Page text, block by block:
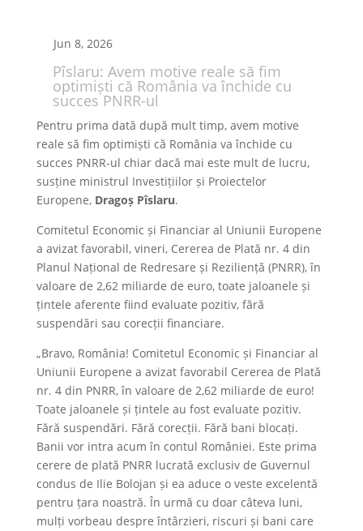
Jun 8, 2026
Pîslaru: Avem motive reale să fim
optimiști că România va închide cu
succes PNRR-ul
Pentru prima dată după mult timp, avem motive
reale să fim optimiști că România va închide cu
succes PNRR-ul chiar dacă mai este mult de lucru,
susține ministrul Investițiilor și Proiectelor
Europene, Dragoș Pîslaru.
Comitetul Economic și Financiar al Uniunii Europene
a avizat favorabil, vineri, Cererea de Plată nr. 4 din
Planul Național de Redresare și Reziliență (PNRR), în
valoare de 2,62 miliarde de euro, toate jaloanele și
țintele aferente fiind evaluate pozitiv, fără
suspendări sau corecții financiare.
„Bravo, România! Comitetul Economic și Financiar al
Uniunii Europene a avizat favorabil Cererea de Plată
nr. 4 din PNRR, în valoare de 2,62 miliarde de euro!
Toate jaloanele și țintele au fost evaluate pozitiv.
Fără suspendări. Fără corecții. Fără bani blocați.
Banii vor intra acum în contul României. Este prima
cerere de plată PNRR lucrată exclusiv de Guvernul
condus de Ilie Bolojan și ea aduce o veste excelentă
pentru țara noastră. În urmă cu doar câteva luni,
mulți vorbeau despre întârzieri, riscuri și bani care